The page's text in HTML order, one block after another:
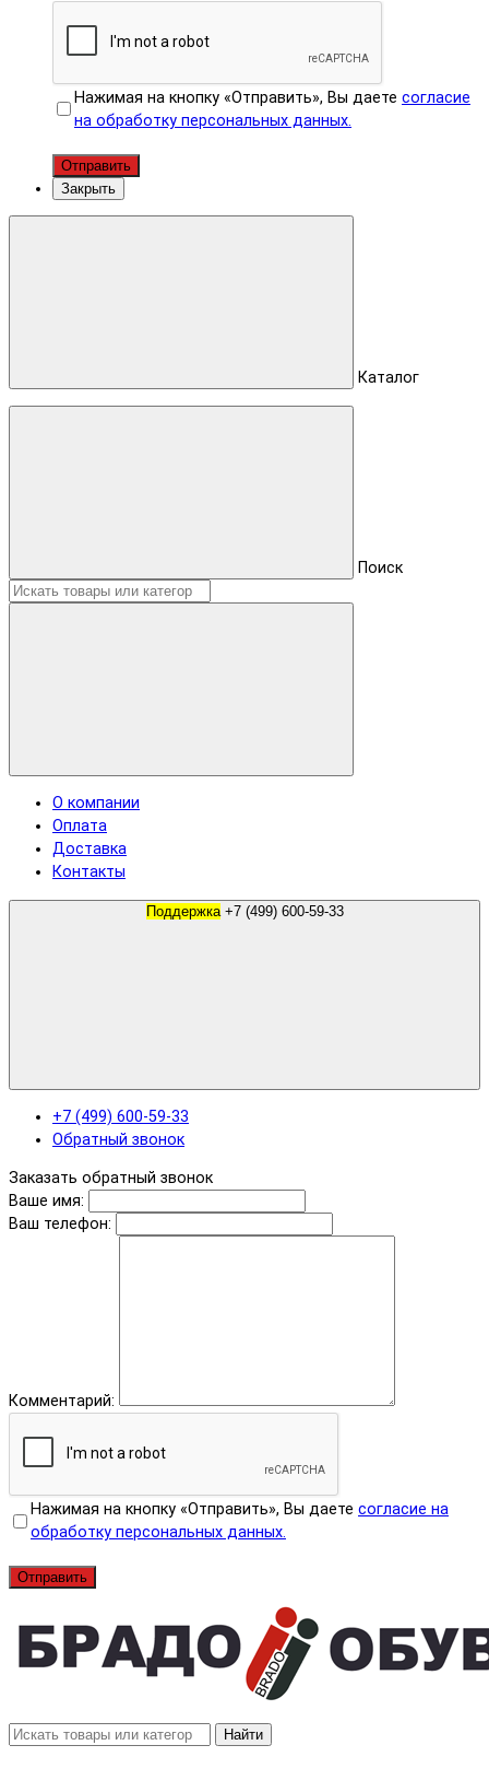
Нажимая на кнопку «Отправить», Вы даете согласие
на обработку персональных данных.
Отправить
Закрыть
Каталог
Поиск
О компании
Оплата
Доставка
Контакты
Поддержка +7 (499) 600-59-33
+7 (499) 600-59-33
Обратный звонок
Заказать обратный звонок
Ваше имя:
Ваш телефон:
Комментарий:
Нажимая на кнопку «Отправить», Вы даете согласие на
обработку персональных данных.
Отправить
Найти